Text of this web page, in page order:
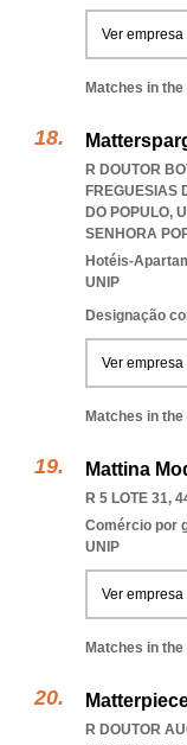
Ver empresa
Matches in
R DOUTOR
FREGUESIAS
DO POPULO,
SENHORA
Hotéis-
UNIP
Designação
Ver empresa
Matches in
Mattina
R 5 LOTE 31,
Comércio por
UNIP
Ver empresa
Matches in
R DOUTOR